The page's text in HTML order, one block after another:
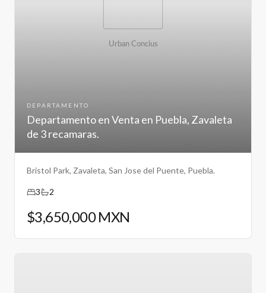
DEPARTAMENTO
Departamento en Venta en Puebla, Zavaleta
de 3 recamaras.
Bristol Park, Zavaleta, San Jose del Puente, Puebla.
3 2
$3,650,000 MXN